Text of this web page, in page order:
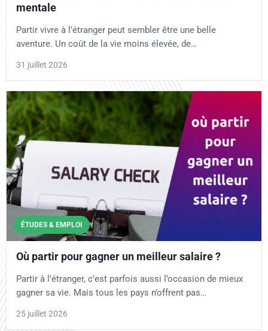
mentale
Partir vivre à l’étranger peut sembler être une belle
aventure. Un coût de la vie moins élevée, de…
31 juillet 2026
ÉTUDES & EMPLOI
Où partir pour gagner un meilleur salaire ?
Partir à l’étranger, c’est parfois aussi l’occasion de mieux
gagner sa vie. Mais tous les pays n’offrent pas…
25 juillet 2026